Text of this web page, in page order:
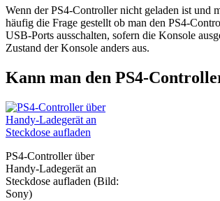
Wenn der PS4-Controller nicht geladen ist und
häufig die Frage gestellt ob man den PS4-
USB-Ports ausschalten, sofern die Konsole
Zustand der Konsole anders aus.
Kann man den PS4-
PS4-Controller über
Handy-Ladegerät an
Steckdose aufladen (Bild:
Sony)